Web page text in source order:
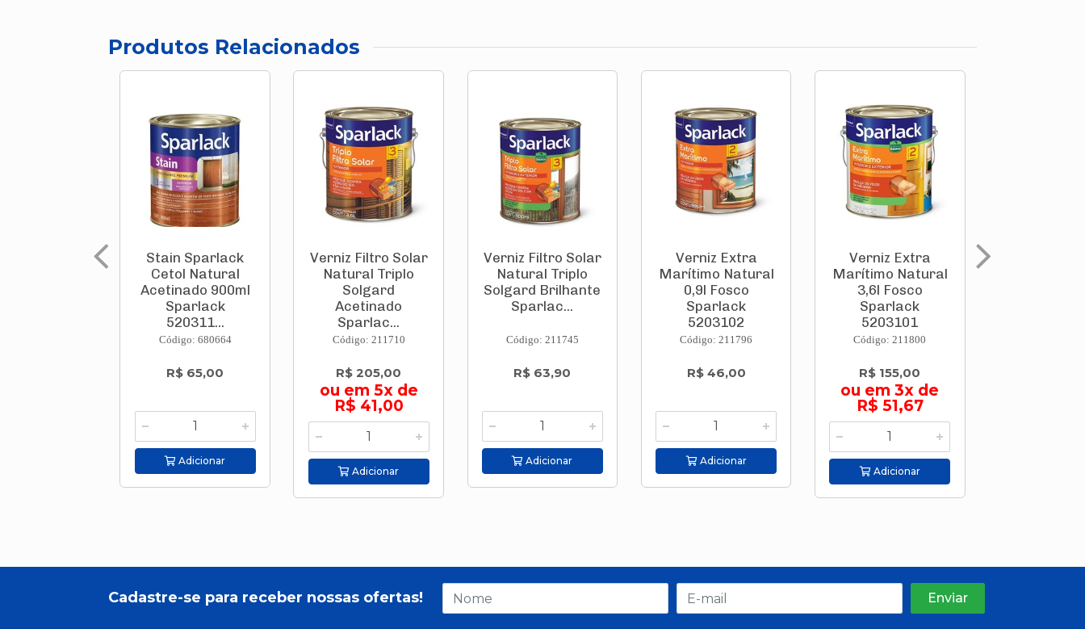
Produtos Relacionados
Stain Sparlack
Cetol Natural
Acetinado 900ml
Sparlack
520311...
Código: 680664
R$ 65,00
Adicionar
Verniz Filtro Solar
Natural Triplo
Solgard
Acetinado
Sparlac...
Código: 211710
R$ 205,00
ou em 5x de
R$ 41,00
Adicionar
Verniz Filtro Solar
Natural Triplo
Solgard Brilhante
Sparlac...
Código: 211745
R$ 63,90
Adicionar
Verniz Extra
Marítimo Natural
0,9l Fosco
Sparlack
5203102
Código: 211796
R$ 46,00
Adicionar
Verniz Extra
Marítimo Natural
3,6l Fosco
Sparlack
5203101
Código: 211800
R$ 155,00
ou em 3x de
R$ 51,67
Adicionar
Cadastre-se para receber nossas ofertas!